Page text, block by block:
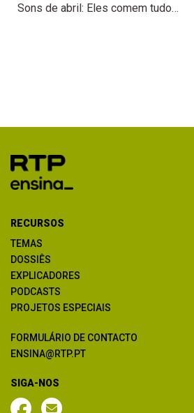
Sons de abril: Eles comem tudo…
RECURSOS
TEMAS
DOSSIÊS
EXPLICADORES
PODCASTS
PROJETOS ESPECIAIS
FORMULÁRIO DE CONTACTO
ENSINA@RTP.PT
SIGA-NOS